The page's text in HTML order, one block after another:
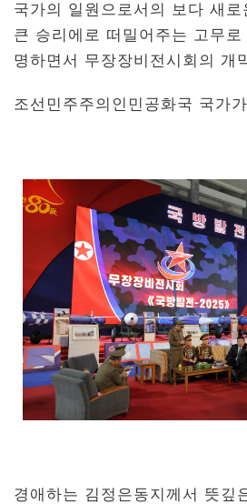
국가의 일원으로서의 보다 새로
큰 승리에로 떠밀어주는 고무
명하면서 무장장비전시회의 개
조선민주주의인민공화국 국가
경애하는 김정은동지께서 뜻깊